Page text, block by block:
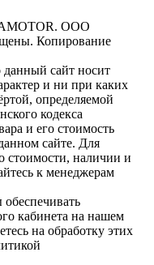
ООО
Копирование
сайт носит
и ни при каких
определяемой
кодекса
и его стоимость
сайте. Для
стоимости, наличии и
к менеджерам
кабинета на нашем
на обработку этих